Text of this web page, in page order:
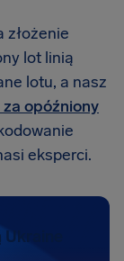
złożenie
lot linią
lotu, a nasz
opóźniony
eksperci.